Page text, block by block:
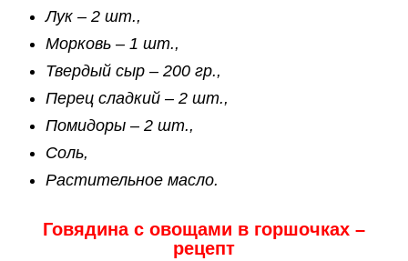
Лук – 2 шт.,
Морковь – 1 шт.,
Твердый сыр – 200 гр.,
Перец сладкий – 2 шт.,
Помидоры – 2 шт.,
Соль,
Растительное масло.
Говядина с овощами в горшочках –
рецепт